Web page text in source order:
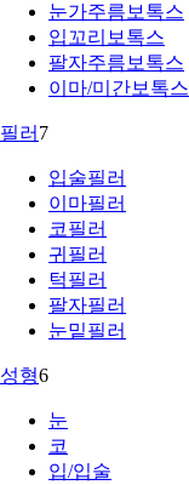
눈가주름보톡스
입꼬리보톡스
팔자주름보톡스
이마/미간보톡스
필러 7
입술필러
이마필러
코필러
귀필러
턱필러
팔자필러
눈밑필러
성형6
눈
코
입/입술